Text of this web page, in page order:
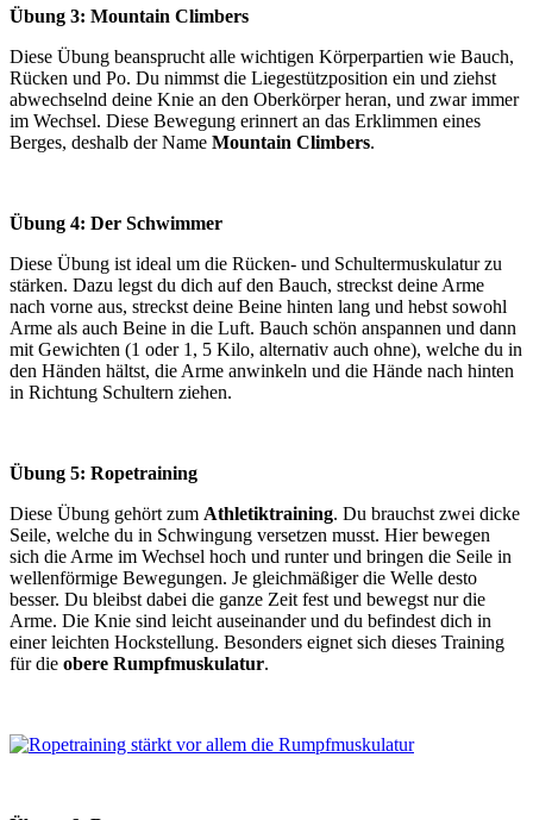
Übung 3: Mountain Climbers
Diese Übung beansprucht alle wichtigen Körperpartien wie Bauch,
Rücken und Po. Du nimmst die Liegestützposition ein und ziehst
abwechselnd deine Knie an den Oberkörper heran, und zwar immer
im Wechsel. Diese Bewegung erinnert an das Erklimmen eines
Berges, deshalb der Name Mountain Climbers.
Übung 4: Der Schwimmer
Diese Übung ist ideal um die Rücken- und Schultermuskulatur zu
stärken. Dazu legst du dich auf den Bauch, streckst deine Arme
nach vorne aus, streckst deine Beine hinten lang und hebst sowohl
Arme als auch Beine in die Luft. Bauch schön anspannen und dann
mit Gewichten (1 oder 1, 5 Kilo, alternativ auch ohne), welche du in
den Händen hältst, die Arme anwinkeln und die Hände nach hinten
in Richtung Schultern ziehen.
Übung 5: Ropetraining
Diese Übung gehört zum Athletiktraining. Du brauchst zwei dicke
Seile, welche du in Schwingung versetzen musst. Hier bewegen
sich die Arme im Wechsel hoch und runter und bringen die Seile in
wellenförmige Bewegungen. Je gleichmäßiger die Welle desto
besser. Du bleibst dabei die ganze Zeit fest und bewegst nur die
Arme. Die Knie sind leicht auseinander und du befindest dich in
einer leichten Hockstellung. Besonders eignet sich dieses Training
für die obere Rumpfmuskulatur.